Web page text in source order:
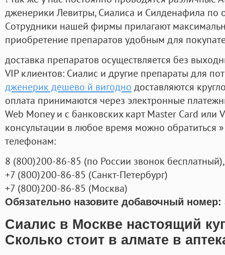
дженерики Левитры, Сиалиса и Силденафила по
Cотрудники нашей фирмы прилагают
приобретение препаратов удобным для
доставка препаратов осуществляется без
VIP клиентов: Сиалис и другие препараты для
дженерик дешево й вигодно доставляются
оплата принимаются через электронные
Web Money и с банковских карт Master Card или
консультации в любое время можно обратиться
телефонам:
8 (800)200-86-85 (по России звонок бесплатный),
+7 (800)200-86-85 (Санкт-Петербург)
+7 (800)200-86-85 (Москва)
Обязательно назовите добавочный номер:
Сиалис в Москве настоящий
Сколько стоит в алмате в